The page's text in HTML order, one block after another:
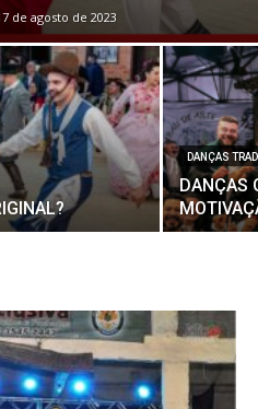
de agosto de 2023
DANÇAS
DANÇAS